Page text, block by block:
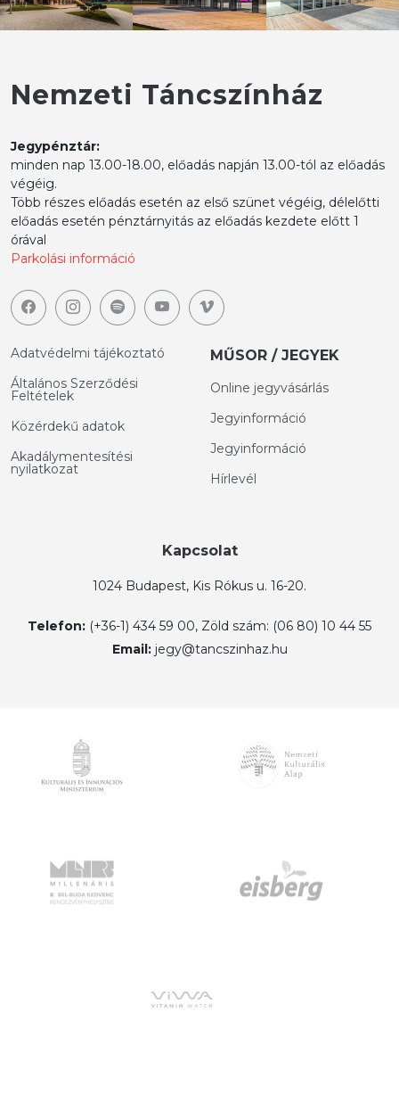
Nemzeti Táncszínház
Jegypénztár:
minden nap 13.00-18.00, előadás napján 13.00-tól az előadás
végéig.
Több részes előadás esetén az első szünet végéig, délelőtti
előadás esetén pénztárnyitás az előadás kezdete előtt 1
órával
Parkolási információ
Adatvédelmi tájékoztató
Általános Szerződési
Feltételek
Közérdekű adatok
Akadálymentesítési
nyilatkozat
MŰSOR / JEGYEK
Online jegyvásárlás
Jegyinformáció
Jegyinformáció
Hírlevél
Kapcsolat
1024 Budapest, Kis Rókus u. 16-20.
Telefon: (+36-1) 434 59 00, Zöld szám: (06 80) 10 44 55
Email: jegy@tancszinhaz.hu